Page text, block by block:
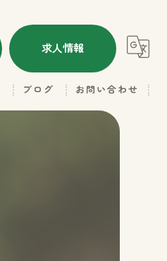
求人情報
ブログ お問い合わせ